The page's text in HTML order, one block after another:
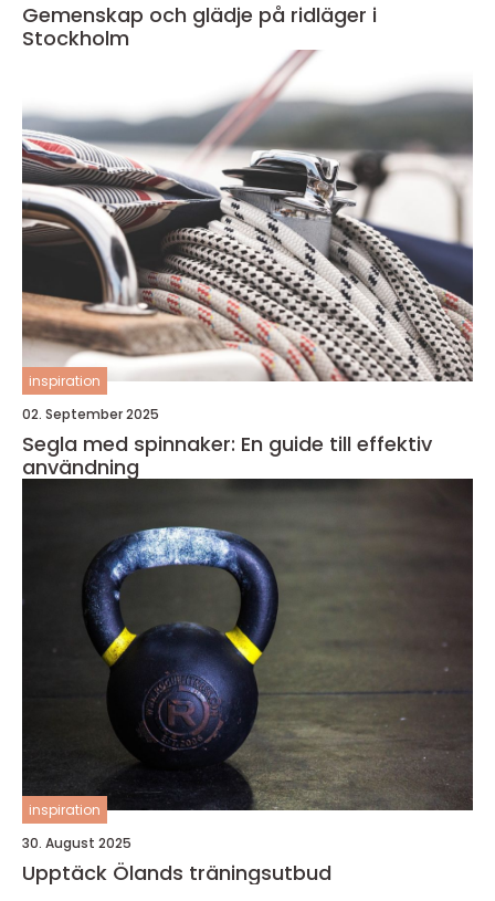
Gemenskap och glädje på ridläger i
Stockholm
inspiration
02. September 2025
Segla med spinnaker: En guide till effektiv
användning
inspiration
30. August 2025
Upptäck Ölands träningsutbud